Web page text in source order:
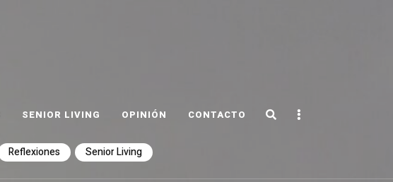
SENIOR LIVING OPINIÓN CONTACTO SearchSidebar
Reflexiones Senior Living